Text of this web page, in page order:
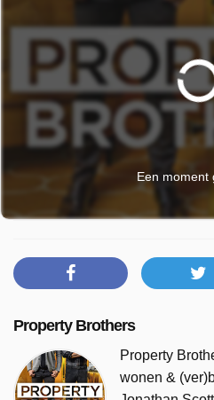
Een moment
Property Brothers
Property
wonen &